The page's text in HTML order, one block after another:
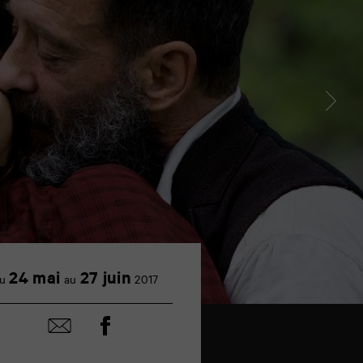
24 mai au 27 juin 2017
Partager
par
Partager
sur